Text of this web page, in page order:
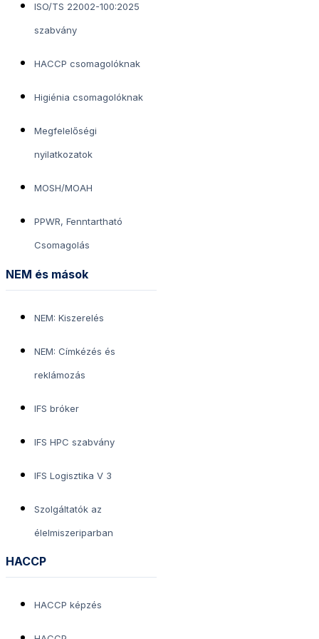
ISO/TS 22002-100:2025
szabvány
HACCP csomagolóknak
Higiénia csomagolóknak
Megfelelőségi
nyilatkozatok
MOSH/MOAH
PPWR, Fenntartható
Csomagolás
NEM és mások
NEM: Kiszerelés
NEM: Címkézés és
reklámozás
IFS bróker
IFS HPC szabvány
IFS Logisztika V 3
Szolgáltatók az
élelmiszeriparban
HACCP
HACCP képzés